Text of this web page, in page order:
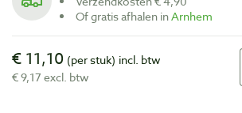
Of gratis afhalen inArnhem
€ 11,10 (per stuk) incl. btw
€ 9,17 excl. btw